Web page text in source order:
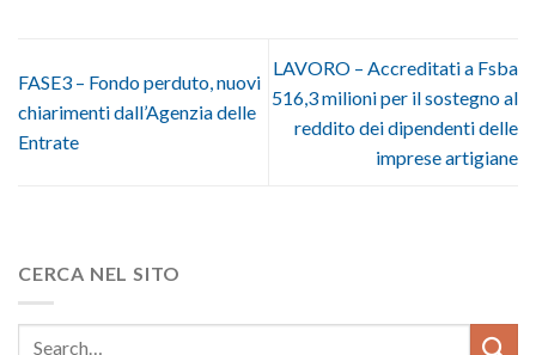
FASE3 – Fondo perduto, nuovi
chiarimenti dall’Agenzia delle
Entrate
LAVORO – Accreditati a Fsba
516,3 milioni per il sostegno al
reddito dei dipendenti delle
imprese artigiane
CERCA NEL SITO